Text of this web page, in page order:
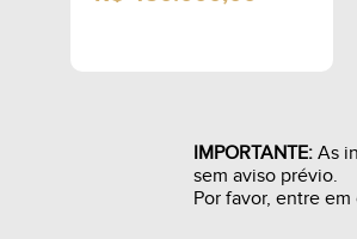
IMPORTANTE: As
sem aviso prévio.
Por favor, entre